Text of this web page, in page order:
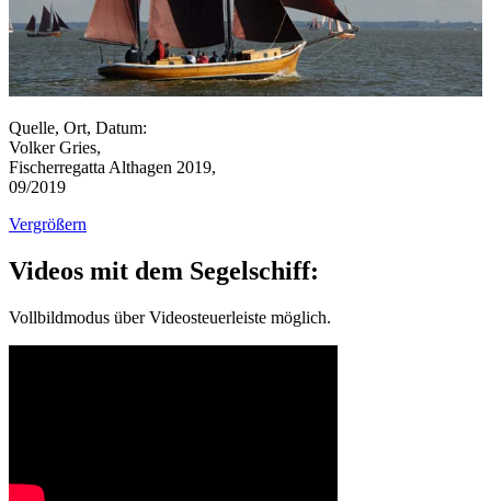
Quelle, Ort, Datum:
Volker Gries,
Fischerregatta Althagen 2019,
09/2019
Vergrößern
Videos mit dem Segelschiff:
Vollbildmodus über Videosteuerleiste möglich.